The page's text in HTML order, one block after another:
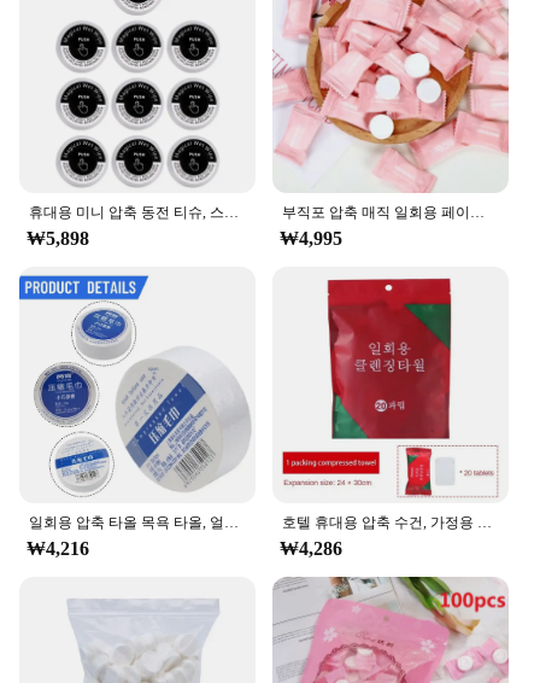
휴대용 미니 압축 동전 티슈, 스포츠 청소용, 부드러운 변기 종이 태블릿, 10 개, 50 개
₩5,898
부직포 압축 매직 일회용 페이스 타올, 태블릿 천, 티슈 마스크, 메이크업 클리닝, 30 개, 50 개, 100 개
₩4,995
일회용 압축 타올 목욕 타올, 얼굴 클렌징 타올, 휴대용 여행, 습식 와이프, 야외 보습 티슈, 캔디 타올
₩4,216
호텔 휴대용 압축 수건, 가정용 컴팩트 물티슈, 여행용 일회용 얼굴 수건, 섬유, 20/40 개
₩4,286